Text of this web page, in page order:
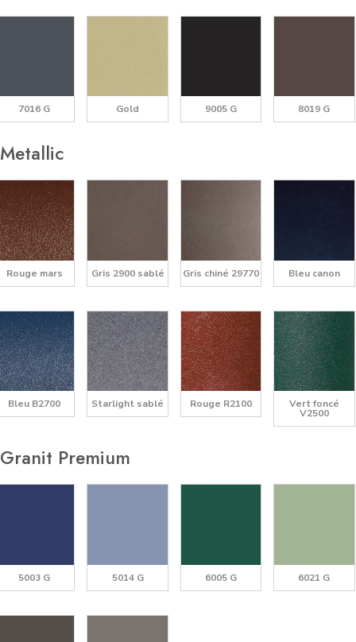
7016 G Gold 9005 G 8019 G
Metallic
Rouge mars Gris 2900 sablé Gris chiné 29770 Bleu canon
Bleu B2700 Starlight sablé Rouge R2100 Vert foncé
V2500
Granit Premium
5003 G 5014 G 6005 G 6021 G